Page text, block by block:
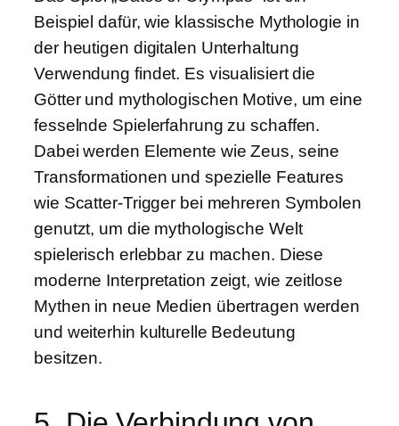
Beispiel dafür, wie klassische Mythologie in
der heutigen digitalen Unterhaltung
Verwendung findet. Es visualisiert die
Götter und mythologischen Motive, um eine
fesselnde Spielerfahrung zu schaffen.
Dabei werden Elemente wie Zeus, seine
Transformationen und spezielle Features
wie Scatter-Trigger bei mehreren Symbolen
genutzt, um die mythologische Welt
spielerisch erlebbar zu machen. Diese
moderne Interpretation zeigt, wie zeitlose
Mythen in neue Medien übertragen werden
und weiterhin kulturelle Bedeutung
besitzen.